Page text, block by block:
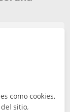
Lengua
como cookies,
sitio,